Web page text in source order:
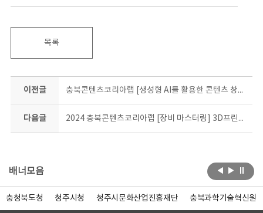
목록
이전글 충북콘텐츠코리아랩 [생성형 AI를 활용한 콘텐츠 창작과정] 입문반 교육생 선정결과
다음글 2024 충북콘텐츠코리아랩 [장비 마스터링] 3D프린터운용기능사 자격증 대비과정 2기 교육생 모집 공고
배너모음
충청북도청 청주시청 청주시문화산업진흥재단 충북과학기술혁신원